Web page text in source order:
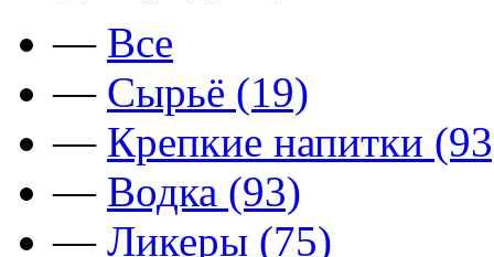
— Все
— Сырьё (19)
— Крепкие напитки
— Водка (93)
— Ликеры (75)